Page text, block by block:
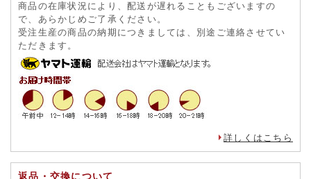
商品の在庫状況により、配送が遅れることもございますの
で、あらかじめご了承ください。
受注生産の商品の納期につきましては、別途ご連絡させてい
ただきます。
詳しくはこちら
返品・交換について